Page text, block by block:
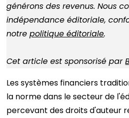
générons des revenus. Nous
indépendance éditoriale,
notrepolitique éditoriale.
Cet article est sponsorisé par
Les systèmes financiers
la norme dans le secteur de
percevant des droits d'auteur